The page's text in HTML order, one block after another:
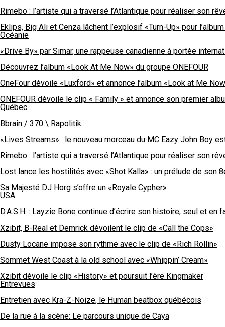
Rimebo : l’artiste qui a traversé l’Atlantique pour réaliser son
Eklips, Big Ali et Cenza lâchent l’explosif «Turn-Up» pour
Océanie
«Drive By» par Simar, une rappeuse canadienne à portée
Découvrez l’album «Look At Me Now» du groupe ONEFOUR
OneFour dévoile «Luxford» et annonce l’album «Look at Me
ONEFOUR dévoile le clip « Family » et annonce son premier
Québec
Bbrain / 370 \ Rapolitik
«Lives Streams» : le nouveau morceau du MC Eazy John Boy
Rimebo : l’artiste qui a traversé l’Atlantique pour réaliser son
Lost lance les hostilités avec «Shot Kalla» : un prélude de son
Sa Majesté DJ Horg s’offre un «Royale Cypher»
USA
D.A.S.H. : Layzie Bone continue d’écrire son histoire, seul et en
Xzibit, B-Real et Demrick dévoilent le clip de «Call the Cops»
Dusty Locane impose son rythme avec le clip de «Rich Rollin»
Sommet West Coast à la old school avec «Whippin’ Cream»
Xzibit dévoile le clip «History» et poursuit l’ère Kingmaker
Entrevues
Entretien avec Kra-Z-Noize, le Human beatbox québécois
De la rue à la scène: Le parcours unique de Caya